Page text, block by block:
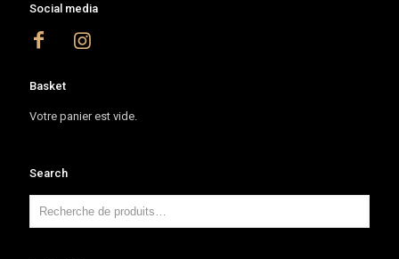
Social media
Basket
Votre panier est vide.
Search